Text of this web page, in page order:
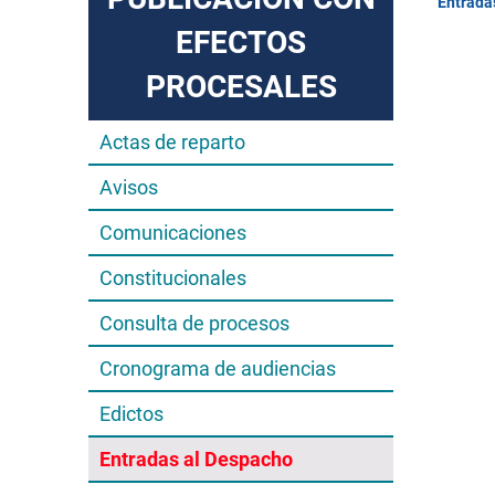
EFECTOS
PROCESALES
Actas de reparto
Avisos
Comunicaciones
Constitucionales
Consulta de procesos
Cronograma de audiencias
Edictos
Entradas al Despacho